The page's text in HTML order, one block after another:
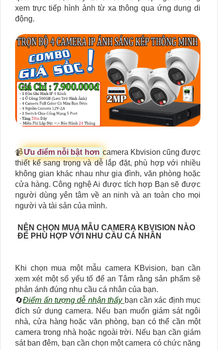
xem trực tiếp hình ảnh từ xa thông qua ứng dụng di
động.
📹Ưu điểm nỗi bật hơn camera Kbvision cũng được
thiết kế sang trọng và dễ lắp đặt, phù hợp với nhiều
không gian khác nhau như gia đình, văn phòng hoặc
cửa hàng. Công nghệ Ai được tích hợp Bạn sẽ được
người dùng yên tâm về an ninh và an toàn cho mọi
người và tài sản của mình.
NÊN CHỌN MUA MẪU CAMERA KBVISION NÀO
ĐỂ PHÙ HỢP VỚI NHU CẦU CÁ NHÂN
Khi chọn mua một mẫu camera KBvision, bạn cần
xem xét một số yếu tố để an Tâm rằng sản phẩm sẽ
phản ánh đúng nhu cầu cá nhân của bạn.
🔄Điểm ấn tượng dễ nhận thấy bạn cần xác định mục
đích sử dụng camera. Nếu bạn muốn giám sát ngôi
nhà, cửa hàng hoặc văn phòng, bạn có thể cần một
camera trong nhà hoặc ngoài trời. Nếu bạn cần giám
sát ban đêm, bạn cần chọn một camera có chức năng